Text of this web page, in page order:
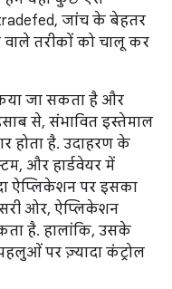
जांच के बेहतर
तरीकों को चालू कर
जा सकता है और
से, संभावित इस्तेमाल
होता है. उदाहरण के
और हार्डवेयर में
ऐप्लिकेशन पर इसका
ओर, ऐप्लिकेशन
है. हालांकि, उसके
पर ज़्यादा कंट्रोल